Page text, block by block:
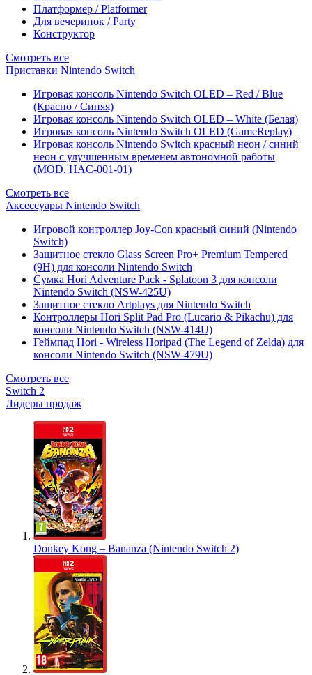
Платформер / Platformer
Для вечеринок / Party
Конструктор
Смотреть все
Приставки Nintendo Switch
Игровая консоль Nintendo Switch OLED – Red / Blue
(Красно / Синяя)
Игровая консоль Nintendo Switch OLED – White (Белая)
Игровая консоль Nintendo Switch OLED (GameReplay)
Игровая консоль Nintendo Switch красный неон / синий
неон с улучшенным временем автономной работы
(MOD. HAC-001-01)
Смотреть все
Аксессуары Nintendo Switch
Игровой контроллер Joy-Con красный синий (Nintendo
Switch)
Защитное стекло Glass Screen Pro+ Premium Tempered
(9H) для консоли Nintendo Switch
Сумка Hori Adventure Pack - Splatoon 3 для консоли
Nintendo Switch (NSW-425U)
Защитное стекло Artplays для Nintendo Switch
Контроллеры Hori Split Pad Pro (Lucario & Pikachu) для
консоли Nintendo Switch (NSW-414U)
Геймпад Hori - Wireless Horipad (The Legend of Zelda) для
консоли Nintendo Switch (NSW-479U)
Смотреть все
Switch 2
Лидеры продаж
Donkey Kong – Bananza (Nintendo Switch 2)